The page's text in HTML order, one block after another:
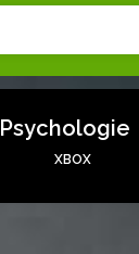
Psychologie
XBOX